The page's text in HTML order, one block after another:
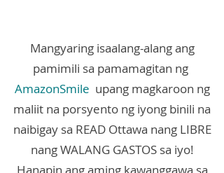
Mangyaring isaalang-alang ang
pamimili sa pamamagitan ng
AmazonSmile upang magkaroon ng
maliit na porsyento ng iyong binili na
naibigay sa READ Ottawa nang LIBRE
nang WALANG GASTOS sa iyo!